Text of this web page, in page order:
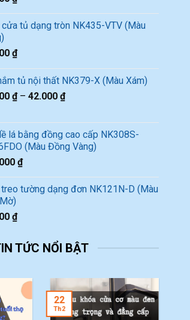
cửa tủ dạng tròn NK435-VTV (Màu
₫
tủ nội thất NK379-X (Màu Xám)
₫–42.000₫
lá bằng đồng cao cấp NK308S-
(Màu Đồng Vàng)
₫
tường dạng đơn NK121N-D (Màu
₫
TỨC NỔI BẬT
22
Th2